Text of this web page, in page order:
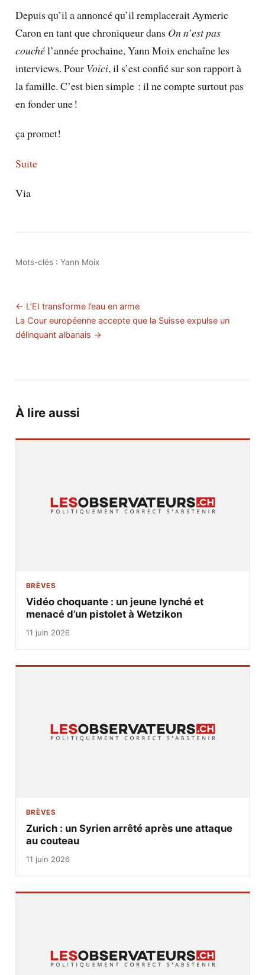
Depuis qu’il a annoncé qu’il rempla­ce­rait Ayme­ric
Caron en tant que chro­niqueur dans On n’est pas
couchél’année prochaine, Yann Moix enchaîne les
inter­views. Pour Voici, il s’est confié sur son rapport à
la famille. C’est bien simple : il ne compte surtout pas
en fonder une !
ça promet!
Suite
Via
Mots-clés : Yann Moix
← L’EI transforme l’eau en arme
La Cour européenne accepte que la Suisse expulse un
délinquant albanais →
À lire aussi
BRÈVES
Vidéo choquante : un jeune lynché et
menacé d’un pistolet à Wetzikon
11 juin 2026
BRÈVES
Zurich : un Syrien arrêté après une attaque
au couteau
11 juin 2026